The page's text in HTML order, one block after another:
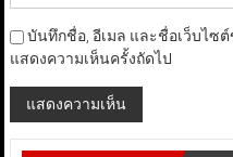
บันทึกชื่อ, อีเมล และชื่อเว็บไซ
แสดงความเห็นครั้งถัดไป